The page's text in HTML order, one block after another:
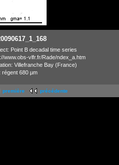
Point B decadal time series
www.obs-vlfr.fr/Rade/ndex_a.htm
Villefranche Bay (France)
régent 680 µm
première précédente